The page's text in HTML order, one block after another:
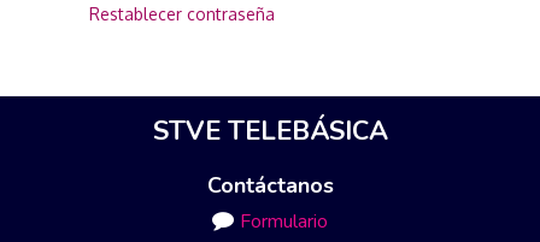
Restablecer contraseña
STVE TELEBÁSICA
Contáctanos
Formulario